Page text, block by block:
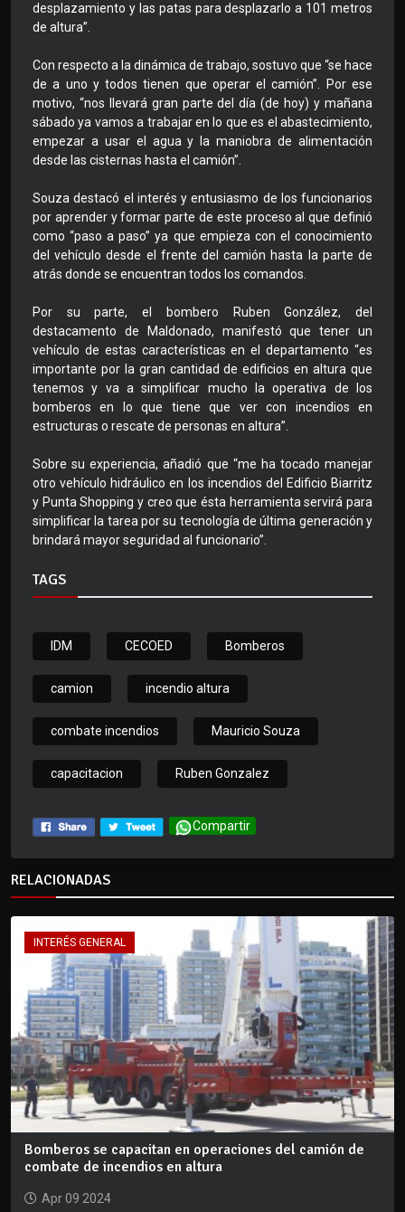
desplazamiento y las patas para desplazarlo a 101 metros
de altura”.
Con respecto a la dinámica de trabajo, sostuvo que “se hace
de a uno y todos tienen que operar el camión”. Por ese
motivo, “nos llevará gran parte del día (de hoy) y mañana
sábado ya vamos a trabajar en lo que es el abastecimiento,
empezar a usar el agua y la maniobra de alimentación
desde las cisternas hasta el camión”.
Souza destacó el interés y entusiasmo de los funcionarios
por aprender y formar parte de este proceso al que definió
como “paso a paso” ya que empieza con el conocimiento
del vehículo desde el frente del camión hasta la parte de
atrás donde se encuentran todos los comandos.
Por su parte, el bombero Ruben González, del
destacamento de Maldonado, manifestó que tener un
vehículo de estas características en el departamento “es
importante por la gran cantidad de edificios en altura que
tenemos y va a simplificar mucho la operativa de los
bomberos en lo que tiene que ver con incendios en
estructuras o rescate de personas en altura”.
Sobre su experiencia, añadió que “me ha tocado manejar
otro vehículo hidráulico en los incendios del Edificio Biarritz
y Punta Shopping y creo que ésta herramienta servirá para
simplificar la tarea por su tecnología de última generación y
brindará mayor seguridad al funcionario”.
TAGS
IDM CECOED Bomberos
camion incendio altura
combate incendios Mauricio Souza
capacitacion Ruben Gonzalez
Compartir
RELACIONADAS
INTERÉS GENERAL
Bomberos se capacitan en operaciones del camión de
combate de incendios en altura
Apr 09 2024